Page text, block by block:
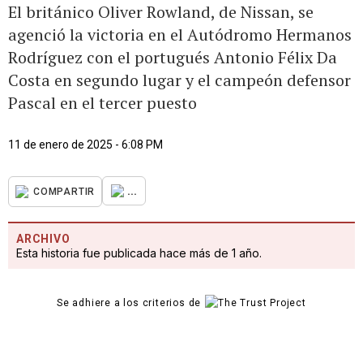
El británico Oliver Rowland, de Nissan, se
agenció la victoria en el Autódromo Hermanos
Rodríguez con el portugués Antonio Félix Da
Costa en segundo lugar y el campeón defensor
Pascal en el tercer puesto
11 de enero de 2025 - 6:08 PM
COMPARTIR ...
ARCHIVO
Esta historia fue publicada hace más de 1 año.
Se adhiere a los criterios de